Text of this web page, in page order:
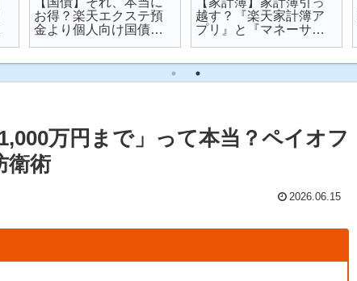
お得？楽天エクステ預
金より個人向け国債を
越す？『楽天家計簿ア
プリ』と『マネーサポ
万円まで」って本当？ペイオフ
衛術
2026.06.15